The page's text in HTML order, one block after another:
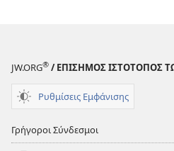
JW.ORG® / ΕΠΙΣΗΜΟΣ ΙΣΤΟΤΟΠΟΣ
Ρυθμίσεις Εμφάνισης
Γρήγοροι Σύνδεσμοι